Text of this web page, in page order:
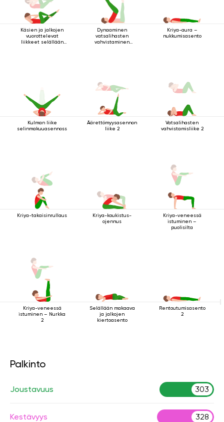
Käsien ja jalkojen
vuorottelevat
liikkeet selällään
Dynaaminen
vatsalihasten
vahvistaminen
Kriya-aura –
nukkumisasento
Kulman liike
selinmakuuasennossa
Äärettömyysasennon
liike 2
Vatsalihasten
vahvistamisliike 2
Kriya-takaisinrullaus
Kriya-koukistus-
ojennus
Kriya-veneessä
istuminen –
puolisilta
Kriya-veneessä
istuminen – Nurkka
2
Selällään makaava
ja jalkojen
kiertoasento
Rentoutumisasento
2
Palkinto
Joustavuus 303
Kestävyys 328